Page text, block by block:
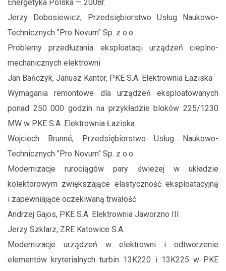
Energetyka Polska — 2008r.
Jerzy Dobosiewicz, Przedsiębiorstwo Usług Naukowo-
Technicznych "Pro Novum" Sp. z o.o.
Problemy przedłużania eksploatacji urządzeń cieplno-
mechanicznych elektrowni
Jan Bańczyk, Janusz Kantor, PKE S.A. Elektrownia Łaziska
Wymagania remontowe dla urządzeń eksploatowanych
ponad 250 000 godzin na przykładzie bloków 225/1230
MW w PKE S.A. Elektrownia Łaziska
Wojciech Brunné, Przedsiębiorstwo Usług Naukowo-
Technicznych "Pro Novum" Sp. z o.o.
Modernizacje rurociągów pary świeżej w układzie
kolektorowym zwiększające elastyczność eksploatacyjną
i zapewniające oczekiwaną trwałość
Andrzej Gajos, PKE S.A. Elektrownia Jaworzno III
Jerzy Szklarz, ZRE Katowice S.A.
Modernizacje urządzeń w elektrowni i odtworzenie
elementów kryterialnych turbin 13K220 i 13K225 w PKE